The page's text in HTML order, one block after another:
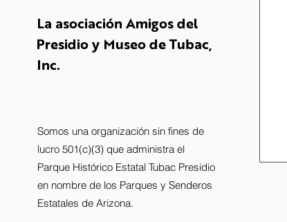
La asociación Amigos del
Presidio y Museo de Tubac,
Inc.
Somos una organización sin fines de
lucro 501(c)(3) que administra el
Parque Histórico Estatal Tubac Presidio
en nombre de los Parques y Senderos
Estatales de Arizona.